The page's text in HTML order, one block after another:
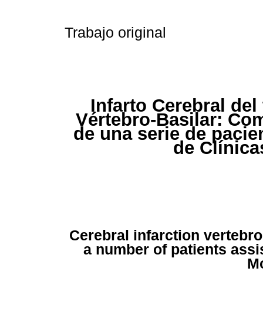
Trabajo original
Infarto Cerebral
Vértebro-Basilar:
de una serie de
de
Cerebral infarction
a number of patients